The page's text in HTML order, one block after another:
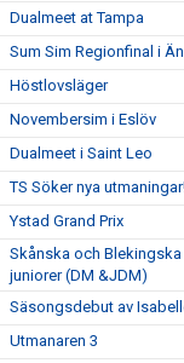
Dualmeet at Tampa
Sum Sim Regionfinal i
Höstlovsläger
Novembersim i Eslöv
Dualmeet i Saint Leo
TS Söker nya
Ystad Grand Prix
Skånska och
juniorer (DM &JDM)
Säsongsdebut av
Utmanaren 3